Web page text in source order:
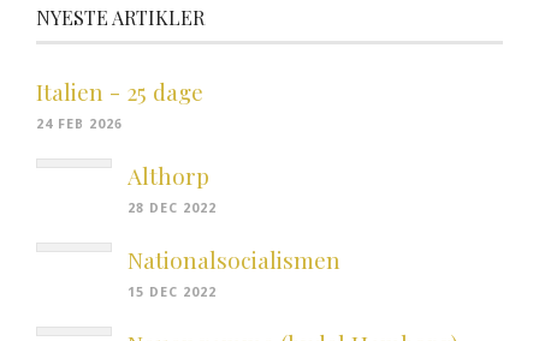
NYESTE ARTIKLER
Italien - 25 dage
24 FEB 2026
Althorp
28 DEC 2022
Nationalsocialismen
15 DEC 2022